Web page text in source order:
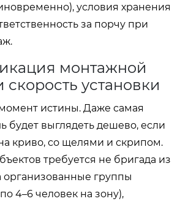
условия хранения
за порчу при
монтажной
установки
истины. Даже самая
будет выглядеть дешево, если
криво, со щелями и скрипом.
требуется не бригада из
организованные группы
4–6 человек на зону),